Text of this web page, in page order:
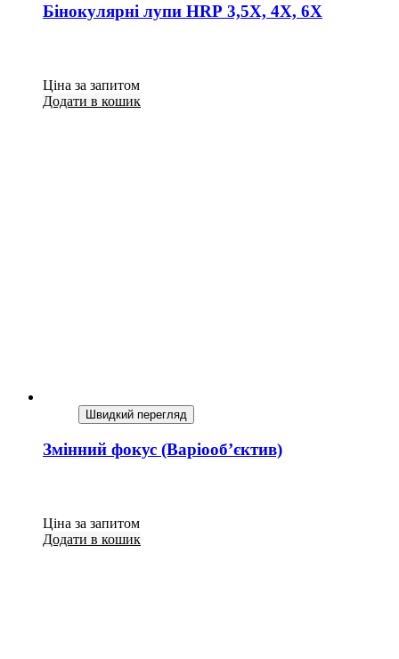
Бінокулярні лупи HRP 3,5X, 4X, 6X
Ціна за запитом
Додати в кошик
Швидкий перегляд
Змінний фокус (Варіооб’єктив)
Ціна за запитом
Додати в кошик